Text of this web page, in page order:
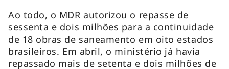
Ao todo, o MDR autorizou o repasse de
sessenta e dois milhões para a continuidade
de 18 obras de saneamento em oito estados
brasileiros. Em abril, o ministério já havia
repassado mais de setenta e dois milhões de